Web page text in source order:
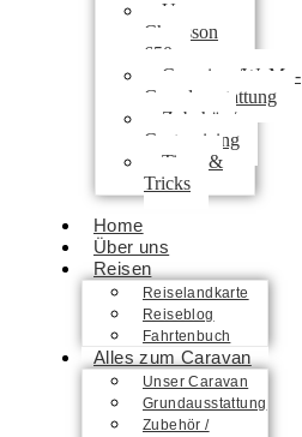
Unser
Chausson
650
Camping-/WoMo-
Grundausstattung
Zubehör /
Customizing
Tipps &
Tricks
Home
Über uns
Reisen
Reiselandkarte
Reiseblog
Fahrtenbuch
Alles zum Caravan
Unser Caravan
Grundausstattung
Zubehör /